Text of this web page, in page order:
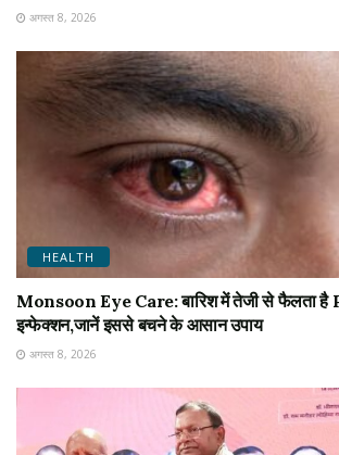
अगस्त 8, 2026
HEALTH
Monsoon Eye Care: बारिश में तेजी से फैलता
इन्फेक्शन,जानें इससे बचने के आसान उपाय
अगस्त 8, 2026